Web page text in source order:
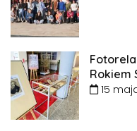
Rokiem
15